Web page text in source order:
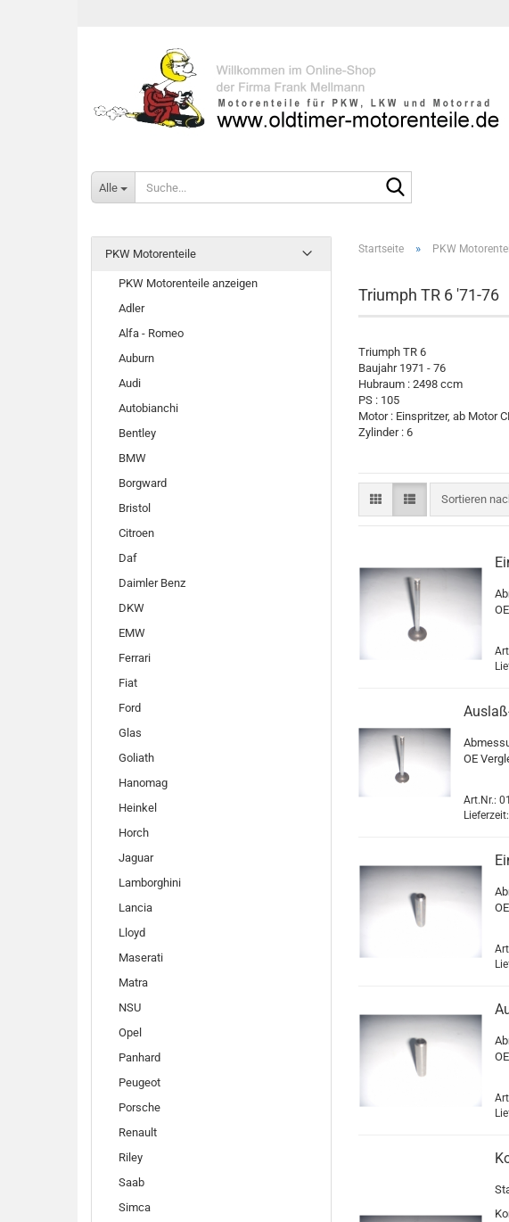
Alle
Startseite » PKW
Triumph TR 6 '71-76
Triumph TR 6
Baujahr 1971 - 76
Hubraum : 2498 ccm
PS : 105
Motor : Einspritzer, ab Motor
Zylinder : 6
Sortieren
Sortieren
A
OE
Art.Nr.:
Lieferzeit:
PKW Motorenteile
PKW Motorenteile anzeigen
Adler
Alfa - Romeo
Auburn
Audi
Autobianchi
Bentley
BMW
Borgward
Bristol
Citroen
Daf
Daimler Benz
DKW
EMW
Ferrari
Fiat
Ford
Glas
Goliath
Hanomag
Heinkel
Horch
Jaguar
Lamborghini
Lancia
Lloyd
Maserati
Matra
NSU
Opel
Panhard
Peugeot
Porsche
Renault
Riley
Saab
Simca